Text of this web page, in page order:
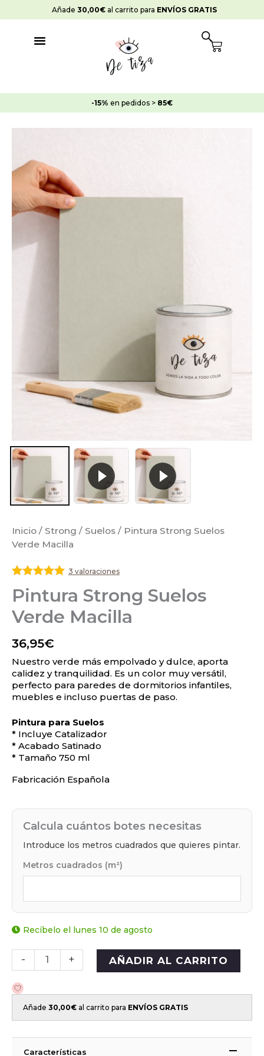
al
Añade 30,00€ al carrito para ENVÍOS GRATIS
Cart
-15% en pedidos > 85€
Inicio / Strong / Suelos / Pintura Strong Suelos
Verde Macilla
con5de 5
3 valoraciones
Pintura Strong Suelos
Verde Macilla
36,95€
Nuestro verde más empolvado y dulce, aporta
calidez y tranquilidad. Es un color muy versátil,
perfecto para paredes de dormitorios infantiles,
muebles e incluso puertas de paso.
Pintura para Suelos
* Incluye Catalizador
* Acabado Satinado
* Tamaño 750 ml
Fabricación Española
Calcula cuántos botes necesitas
Introduce los metros cuadrados que quieres pintar.
Metros cuadrados (m²)
Recíbelo el lunes 10 de agosto
-
Suelos
Verde
Macilla
cantidad
+ AÑADIR AL CARRITO
Añade 30,00€ al carrito para ENVÍOS GRATIS
Características